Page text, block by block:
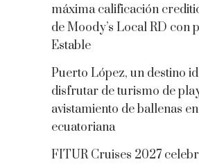
máxima calificación
de Moody’s Local RD con
Estable
Puerto López, un destino
disfrutar de turismo de
avistamiento de ballenas
ecuatoriana
FITUR Cruises 2027